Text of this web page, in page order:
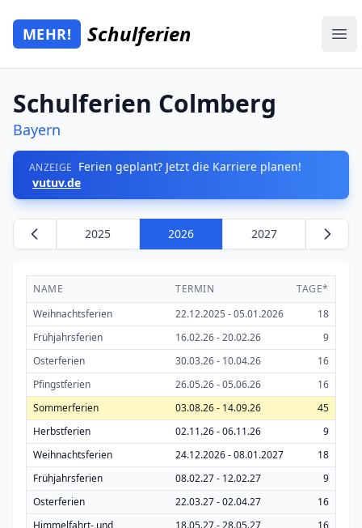
Zum Hauptinhalt springen
Mehr Schulferien
MEHR! Schulferien
Schulferien Colmberg
Bayern
ANZEIGE Ferien geplant? Jetzt die Karriere planen!
vutuv.de
2025 2026 2027
NAME TERMIN
TAGE*
Weihnachtsferien
22.12.2025 - 05.01.2026
18
Frühjahrsferien
16.02.26 - 20.02.26
9
Osterferien
30.03.26 - 10.04.26
16
Pfingstferien
26.05.26 - 05.06.26
16
Sommerferien
03.08.26 - 14.09.26
45
Herbstferien
02.11.26 - 06.11.26
9
Weihnachtsferien
24.12.2026 - 08.01.2027
18
Frühjahrsferien
08.02.27 - 12.02.27
9
Osterferien
22.03.27 - 02.04.27
16
Himmelfahrt- und
18.05.27 - 28.05.27 16